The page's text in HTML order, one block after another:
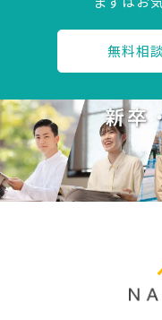
無料相